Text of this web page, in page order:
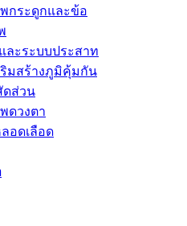
กระดูกและข้อ
ละระบบประสาท
มสร้างภูมิคุ้มกัน
ดส่วน
ดวงตา
อดเลือด